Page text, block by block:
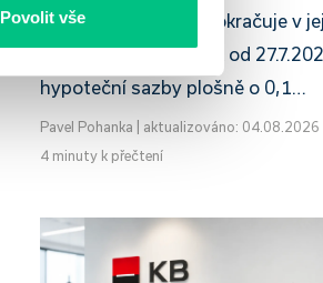
Povolit všetlakem a část bank pokračuje v
růstu. UniCredit Bank od
hypoteční sazby plošně o 0,1…
Pavel Pohanka
aktualizováno: 04.08.2026
4 minuty k přečtení